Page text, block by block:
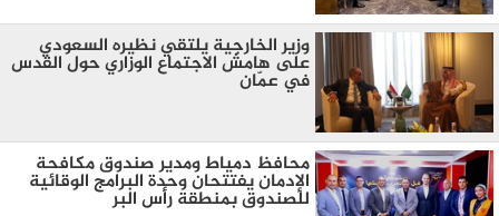
وزير الخارجية يلتقي نظيره السعودي
على هامش الاجتماع الوزاري حول القدس
في عمّان
محافظ دمياط ومدير صندوق مكافحة
الإدمان يفتتحان وحدة البرامج الوقائية
للصندوق بمنطقة رأس البر